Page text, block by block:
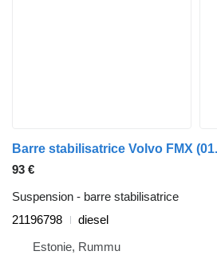
93 €
Suspension - barre stabilisatrice
21196798
diesel
Estonie, Rummu